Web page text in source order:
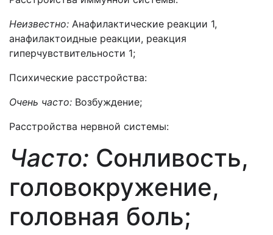
Неизвестно: Анафилактические реакции 1,
анафилактоидные реакции, реакция
гиперчувствительности 1;
Психические расстройства:
Очень часто: Возбуждение;
Расстройства нервной системы:
Часто: Сонливость,
головокружение,
головная боль;